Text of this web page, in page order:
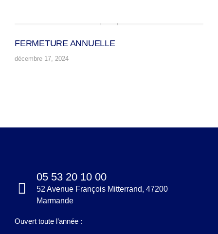
FERMETURE ANNUELLE
décembre 17, 2024
05 53 20 10 00
52 Avenue François Mitterrand, 47200
Marmande
Ouvert toute l’année :